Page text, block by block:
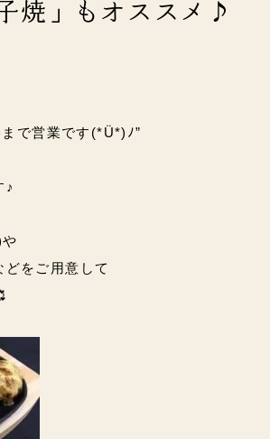
焼」もオススメ♪
で営業です(*Ü*)ﾉ”
♪
をご用意して